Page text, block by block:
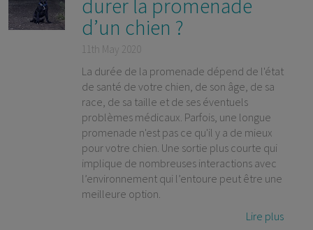
durer la promenade
d’un chien ?
11th May 2020
La durée de la promenade dépend de l'état
de santé de votre chien, de son âge, de sa
race, de sa taille et de ses éventuels
problèmes médicaux. Parfois, une longue
promenade n'est pas ce qu'il y a de mieux
pour votre chien. Une sortie plus courte qui
implique de nombreuses interactions avec
l’environnement qui l’entoure peut être une
meilleure option.
Lire plus